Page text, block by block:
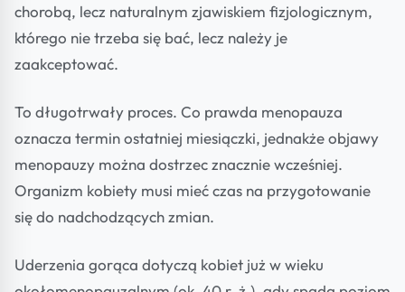
chorobą, lecz naturalnym zjawiskiem fizjologicznym,
którego nie trzeba się bać, lecz należy je
zaakceptować.
To długotrwały proces. Co prawda menopauza
oznacza termin ostatniej miesiączki, jednakże objawy
menopauzy można dostrzec znacznie wcześniej.
Organizm kobiety musi mieć czas na przygotowanie
się do nadchodzących zmian.
Uderzenia gorąca dotyczą kobiet już w wieku